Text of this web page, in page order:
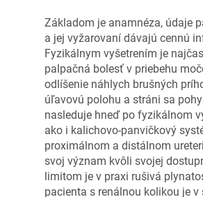
Základom je anamnéza, údaje
a jej vyžarovaní dávajú cennú
Fyzikálnym vyšetrením je
palpačná bolesť v priebehu
odlíšenie náhlych brušných
úľavovú polohu a stráni sa
nasleduje hneď po fyzikálnom
ako i kalichovo-panvičkový
proximálnom a distálnom
svoj význam kvôli svojej
limitom je v praxi rušivá
pacienta s renálnou kolikou je